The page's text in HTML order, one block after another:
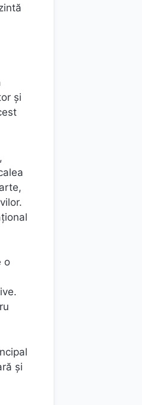
și
o
și